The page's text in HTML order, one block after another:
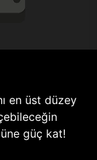
en üst düzey
güç kat!